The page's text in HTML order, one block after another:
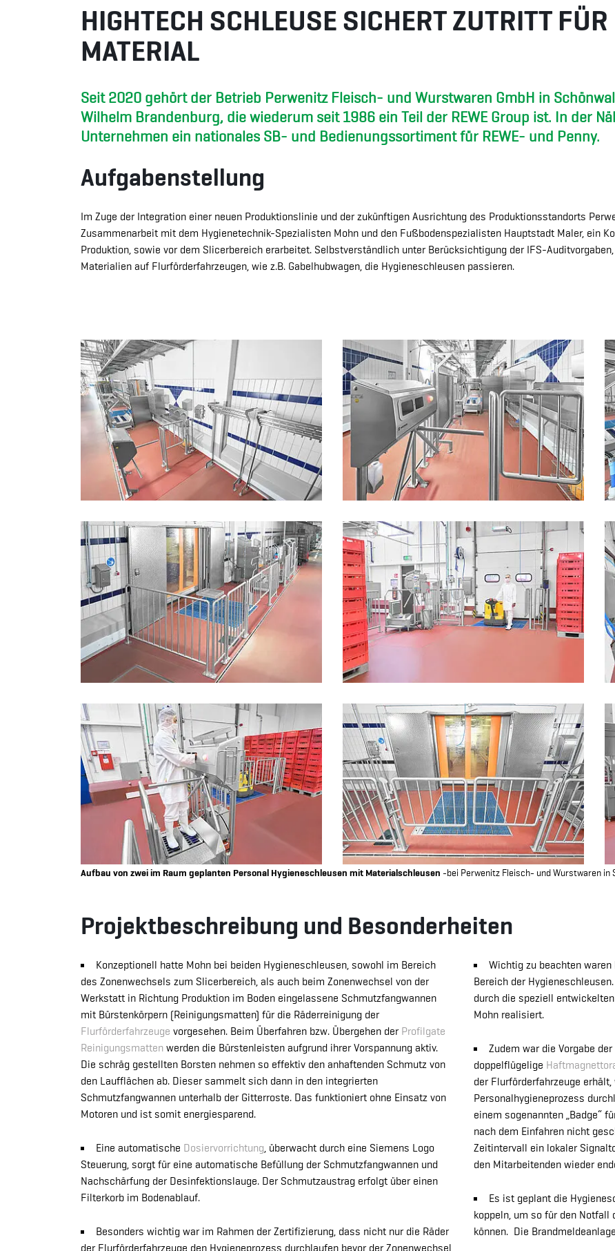
HIGHTECH SCHLEUSE SICHERT ZUTRITT
MATERIAL
Seit 2020 gehört der Betrieb Perwenitz Fleisch- und Wurstwaren GmbH in
Wilhelm Brandenburg, die wiederum seit 1986 ein Teil der REWE Group ist. In der
Unternehmen ein nationales SB- und Bedienungssortiment für REWE- und Penny.
Aufgabenstellung
Im Zuge der Integration einer neuen Produktionslinie und der zukünftigen Ausrichtung des Produktionsstandorts
Zusammenarbeit mit dem Hygienetechnik-Spezialisten Mohn und den Fußbodenspezialisten Hauptstadt Maler, ein
Produktion, sowie vor dem Slicerbereich erarbeitet. Selbstverständlich unter Berücksichtigung der IFS-
Materialien auf Flurförderfahrzeugen, wie z.B. Gabelhubwagen, die Hygieneschleusen passieren.
Aufbau von zwei im Raum geplanten Personal Hygieneschleusen mit Materialschleusen -bei Perwenitz Fleisch- und Wurstwaren in
Projektbeschreibung und Besonderheiten
Konzeptionell hatte Mohn bei beiden Hygieneschleusen, sowohl im Bereich
des Zonenwechsels zum Slicerbereich, als auch beim Zonenwechsel von der
Werkstatt in Richtung Produktion im Boden eingelassene Schmutzfangwannen
mit Bürstenkörpern (Reinigungsmatten) für die Räderreinigung der
Flurförderfahrzeuge vorgesehen. Beim Überfahren bzw. Übergehen der Profilgate
Reinigungsmatten werden die Bürstenleisten aufgrund ihrer Vorspannung aktiv.
Die schräg gestellten Borsten nehmen so effektiv den anhaftenden Schmutz von
den Laufflächen ab. Dieser sammelt sich dann in den integrierten
Schmutzfangwannen unterhalb der Gitterroste. Das funktioniert ohne Einsatz von
Motoren und ist somit energiesparend.
Eine automatische Dosiervorrichtung, überwacht durch eine Siemens Logo
Steuerung, sorgt für eine automatische Befüllung der Schmutzfangwannen und
Nachschärfung der Desinfektionslauge. Der Schmutzaustrag erfolgt über einen
Filterkorb im Bodenablauf.
Besonders wichtig war im Rahmen der Zertifizierung, dass nicht nur die Räder
der Flurförderfahrzeuge den Hygieneprozess durchlaufen bevor der Zonenwechsel
Wichtig zu beachten
Bereich der
durch die speziell
Mohn realisiert.
Zudem war die Vorgabe
doppelflügelige
der Flurförderfahrzeuge
Personalhygieneprozess
einem sogenannten „Badge“
nach dem Einfahren nicht
Zeitintervall ein lokaler
den Mitarbeitenden wieder
Es ist geplant die
koppeln, um so für den
können. Die